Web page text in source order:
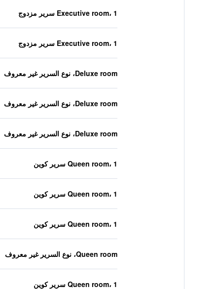
Executive room، 1 سرير مزدوج
Executive room، 1 سرير مزدوج
Deluxe room، نوع السرير غير معروف
Deluxe room، نوع السرير غير معروف
Deluxe room، نوع السرير غير معروف
Queen room، 1 سرير كوين
Queen room، 1 سرير كوين
Queen room، 1 سرير كوين
Queen room، نوع السرير غير معروف
Queen room، 1 سرير كوين